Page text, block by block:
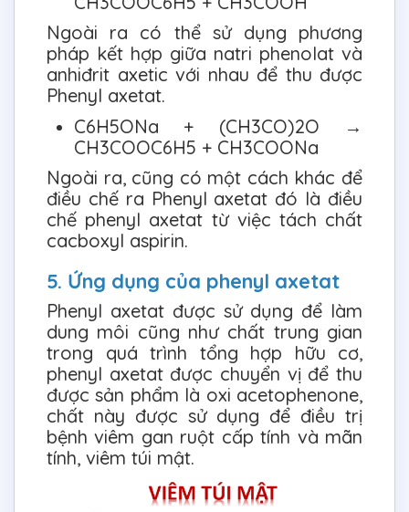
Ngoài ra có thể sử dụng phương
pháp kết hợp giữa natri phenolat và
anhiđrit axetic với nhau để thu được
Phenyl axetat.
C6H5ONa + (CH3CO)2O →
CH3COOC6H5 + CH3COONa
Ngoài ra, cũng có một cách khác để
điều chế ra Phenyl axetat đó là điều
chế phenyl axetat từ việc tách chất
cacboxyl aspirin.
5. Ứng dụng của phenyl axetat
Phenyl axetat được sử dụng để làm
dung môi cũng như chất trung gian
trong quá trình tổng hợp hữu cơ,
phenyl axetat được chuyển vị để thu
được sản phẩm là oxi acetophenone,
chất này được sử dụng để điều trị
bệnh viêm gan ruột cấp tính và mãn
tính, viêm túi mật.